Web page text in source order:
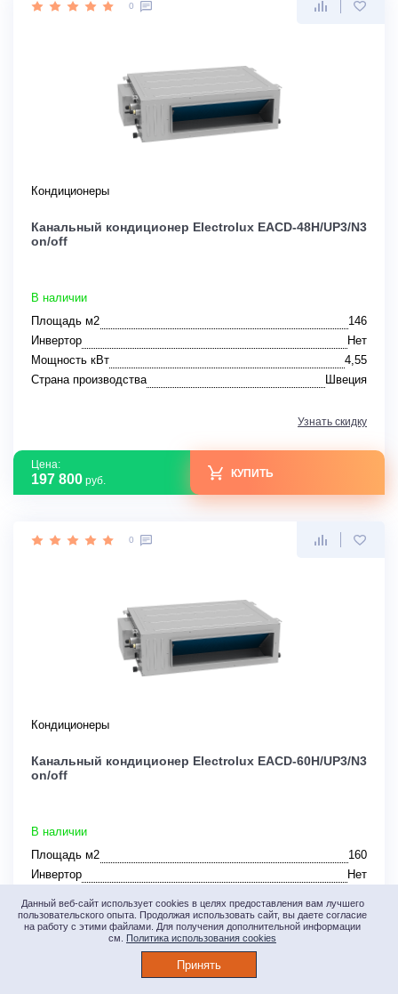
Данный веб-сайт использует cookies в целях предоставления вам лучшего
пользовательского опыта. Продолжая использовать сайт, вы даете согласие
на работу с этими файлами. Для получения дополнительной информации
см. Политика использования cookies
Принять
0
Кондиционеры
Канальный кондиционер Electrolux EACD-48H/UP3/N3
on/off
В наличии
Площадь м2
146
Инвертор
Нет
Мощность кВт
4,55
Страна производства
Швеция
Узнать скидку
Цена:
197 800 руб.
КУПИТЬ
0
Кондиционеры
Канальный кондиционер Electrolux EACD-60H/UP3/N3
on/off
В наличии
Площадь м2
160
Инвертор
Нет
Страна производства
Швеция